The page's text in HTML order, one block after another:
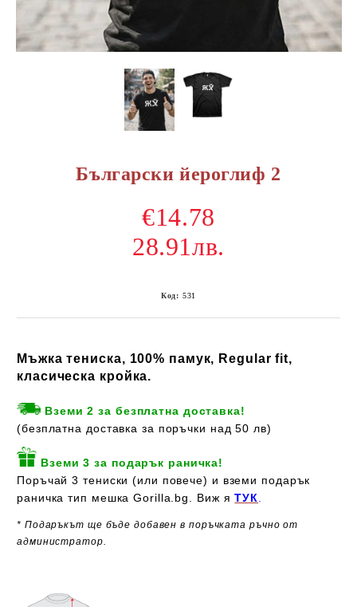
Български йероглиф 2
€14.78
28.91лв.
Код: 531
Мъжка тениска, 100% памук, Regular fit,
класическа кройка.
Вземи 2 за безплатна доставка!
(безплатна доставка за поръчки над 50 лв)
Вземи 3 за подарък раничка!
Поръчай 3 тениски (или повече) и вземи подарък
раничка тип мешка Gorilla.bg. Виж яТУК
* Подаръкът ще бъде добавен в поръчката ръчно от
администратор.